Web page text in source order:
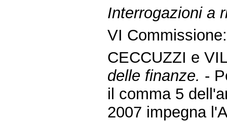
Interrogazioni a
VI Commissione:
CECCUZZI e
delle finanze. -
il comma 5
2007 impegna